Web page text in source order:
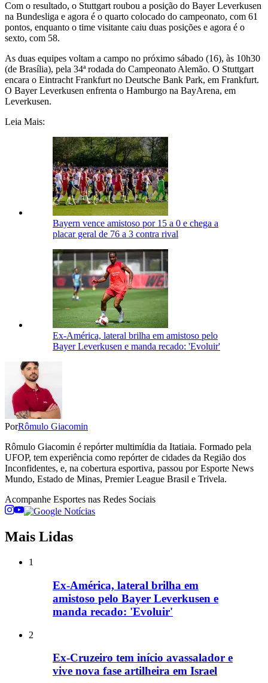
Com o resultado, o Stuttgart roubou a posição do Bayer Leverkusen
na Bundesliga e agora é o quarto colocado do campeonato, com 61
pontos, enquanto o time visitante caiu duas posições e agora é o
sexto, com 58.
As duas equipes voltam a campo no próximo sábado (16), às 10h30
(de Brasília), pela 34ª rodada do Campeonato Alemão. O Stuttgart
encara o Eintracht Frankfurt no Deutsche Bank Park, em Frankfurt.
O Bayer Leverkusen enfrenta o Hamburgo na BayArena, em
Leverkusen.
Leia Mais:
Bayern vence amistoso por 15 a 0 e chega a
placar geral de 76 a 3 contra rival
Ex-América, lateral brilha em amistoso pelo
Bayer Leverkusen e manda recado: 'Evoluir'
PorRômulo Giacomin
Rômulo Giacomin é repórter multimídia da Itatiaia. Formado pela
UFOP, tem experiência como repórter de cidades da Região dos
Inconfidentes, e, na cobertura esportiva, passou por Esporte News
Mundo, Estado de Minas, Premier League Brasil e Trivela.
Acompanhe Esportes nas Redes Sociais
Mais Lidas
1
Ex-América, lateral brilha em
amistoso pelo Bayer Leverkusen e
manda recado: 'Evoluir'
2
Ex-Cruzeiro tem início avassalador e
vive nova fase artilheira em Israel